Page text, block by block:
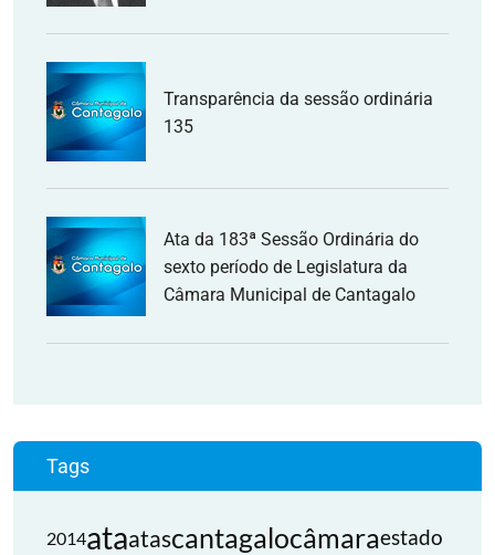
Transparência da sessão ordinária
135
Ata da 183ª Sessão Ordinária do
sexto período de Legislatura da
Câmara Municipal de Cantagalo
Tags
2014ataatascantagalocâmaraestado